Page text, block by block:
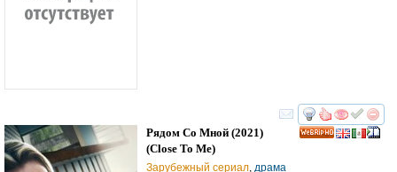
смотреть
Рядом Со Мной (2021)
(Close To Me)
Зарубежный сериал, драма